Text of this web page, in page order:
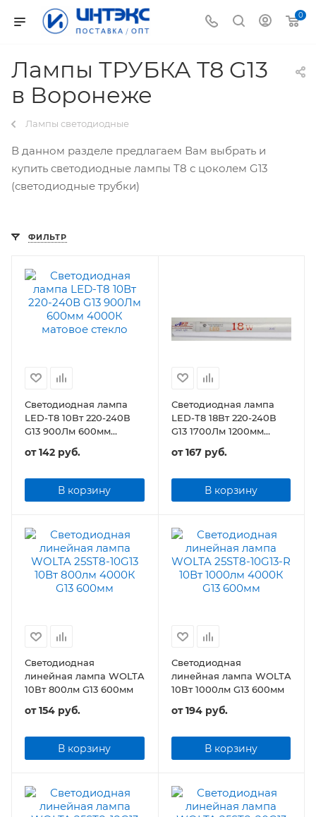
0
Лампы ТРУБКА T8 G13
в Воронеже
Лампы светодиодные
В данном разделе предлагаем Вам выбрать и
купить светодиодные лампы T8 с цоколем G13
(светодиодные трубки)
ФИЛЬТР
Светодиодная лампа
LED-T8 10Вт 220-240В
G13 900Лм 600мм
от142 руб.
В корзину
Светодиодная лампа
LED-T8 18Вт 220-240В
G13 1700Лм 1200мм
от167 руб.
В корзину
Светодиодная
линейная лампа WOLTA
10Вт 800лм G13 600мм
от154 руб.
В корзину
Светодиодная
линейная лампа WOLTA
10Вт 1000лм G13 600мм
от194 руб.
В корзину